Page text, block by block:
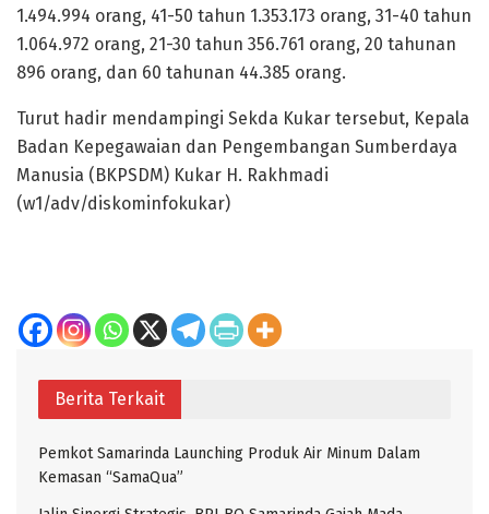
1.494.994 orang, 41-50 tahun 1.353.173 orang, 31-40 tahun
1.064.972 orang, 21-30 tahun 356.761 orang, 20 tahunan
896 orang, dan 60 tahunan 44.385 orang.
Turut hadir mendampingi Sekda Kukar tersebut, Kepala
Badan Kepegawaian dan Pengembangan Sumberdaya
Manusia (BKPSDM) Kukar H. Rakhmadi
(w1/adv/diskominfokukar)
Berita Terkait
Pemkot Samarinda Launching Produk Air Minum Dalam
Kemasan “SamaQua”